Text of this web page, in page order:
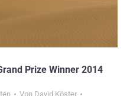
Prize Winner 2014
Von David Köster